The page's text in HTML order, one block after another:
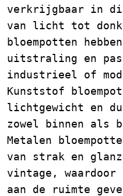
verkrijgbaar in
van licht tot
bloempotten
uitstraling en
industrieel of
Kunststof
lichtgewicht en
zowel binnen als
Metalen
van strak en
vintage, waardoor
aan de ruimte